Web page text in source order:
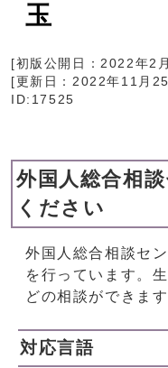
玉
[初版公開日：2022年2
[更新日： 2022年11月25
ID:17525
外国人総合相
ください
外国人総合相談セ
を行っています。
どの相談ができます
対応言語